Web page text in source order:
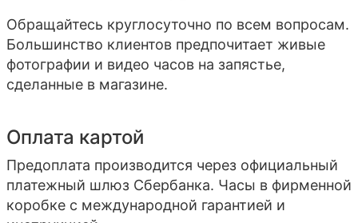
Обращайтесь круглосуточно по всем вопросам.
Большинство клиентов предпочитает живые
фотографии и видео часов на запястье,
сделанные в магазине.
Оплата картой
Предоплата производится через официальный
платежный шлюз Сбербанка. Часы в фирменной
коробке с международной гарантией и